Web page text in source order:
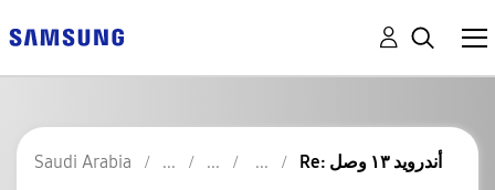
Saudi Arabia Re: أندرويد ١٣ وصل